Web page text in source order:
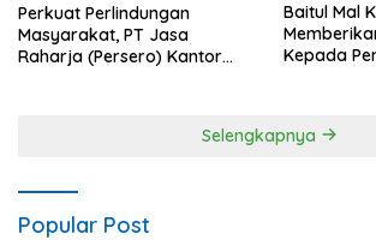
Perkuat Perlindungan
Masyarakat, PT Jasa
Raharja (Persero) Kantor
Baitul Mal
Kepada
Selengkapnya
Popular Post